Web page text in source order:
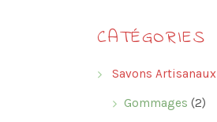
CATÉGORIES
Savons Artisanaux
Gommages (2)